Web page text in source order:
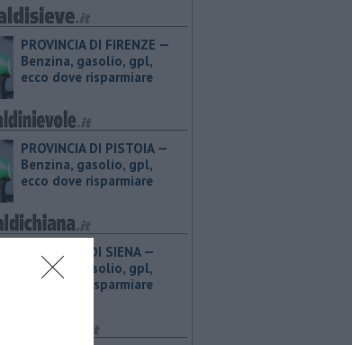
PROVINCIA DI FIRENZE — ​
Benzina, gasolio, gpl,
ecco dove risparmiare
PROVINCIA DI PISTOIA — ​
Benzina, gasolio, gpl,
ecco dove risparmiare
PROVINCIA DI SIENA — ​
Benzina, gasolio, gpl,
ecco dove risparmiare